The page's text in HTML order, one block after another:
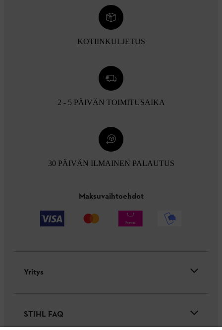
KOTIINKULJETUS
2 - 5 PÄIVÄN TOIMITUSAIKA
30 PÄIVÄN ILMAINEN PALAUTUS
Maksuvaihtoehdot
Yritys
STIHL FAQ